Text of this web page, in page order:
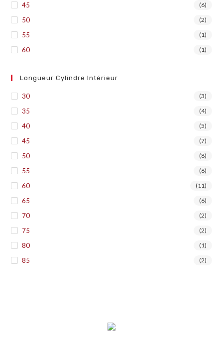
45 (6)
50 (2)
55 (1)
60 (1)
Longueur Cylindre Intérieur
30 (3)
35 (4)
40 (5)
45 (7)
50 (8)
55 (6)
60 (11)
65 (6)
70 (2)
75 (2)
80 (1)
85 (2)